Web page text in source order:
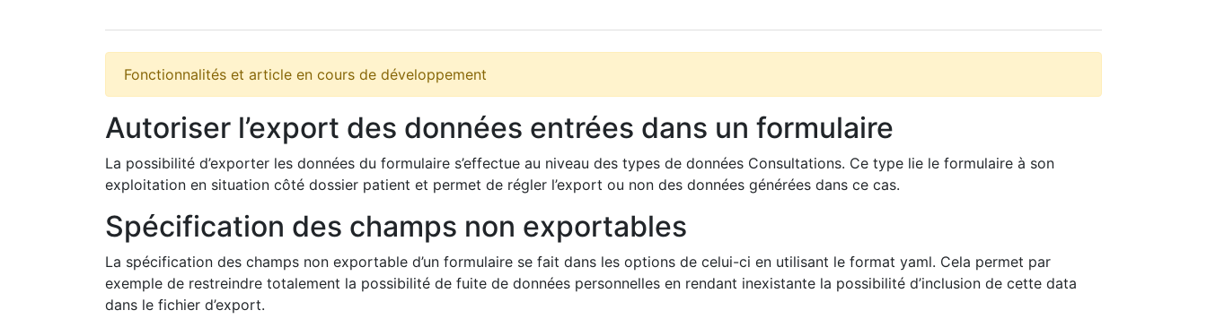
Fonctionnalités et article en cours de développement
Autoriser l’export des données entrées dans un formulaire
La possibilité d’exporter les données du formulaire s’effectue au niveau des types de données Consultations. Ce type lie le formulaire à son
exploitation en situation côté dossier patient et permet de régler l’export ou non des données générées dans ce cas.
Spécification des champs non exportables
La spécification des champs non exportable d’un formulaire se fait dans les options de celui-ci en utilisant le format yaml. Cela permet par
exemple de restreindre totalement la possibilité de fuite de données personnelles en rendant inexistante la possibilité d’inclusion de cette data
dans le fichier d’export.